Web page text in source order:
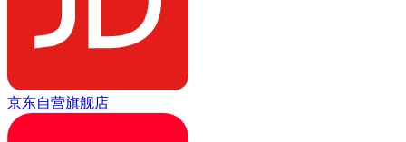
京东自营旗舰店